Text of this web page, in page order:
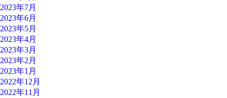
2023年7月
2023年6月
2023年5月
2023年4月
2023年3月
2023年2月
2023年1月
2022年12月
2022年11月